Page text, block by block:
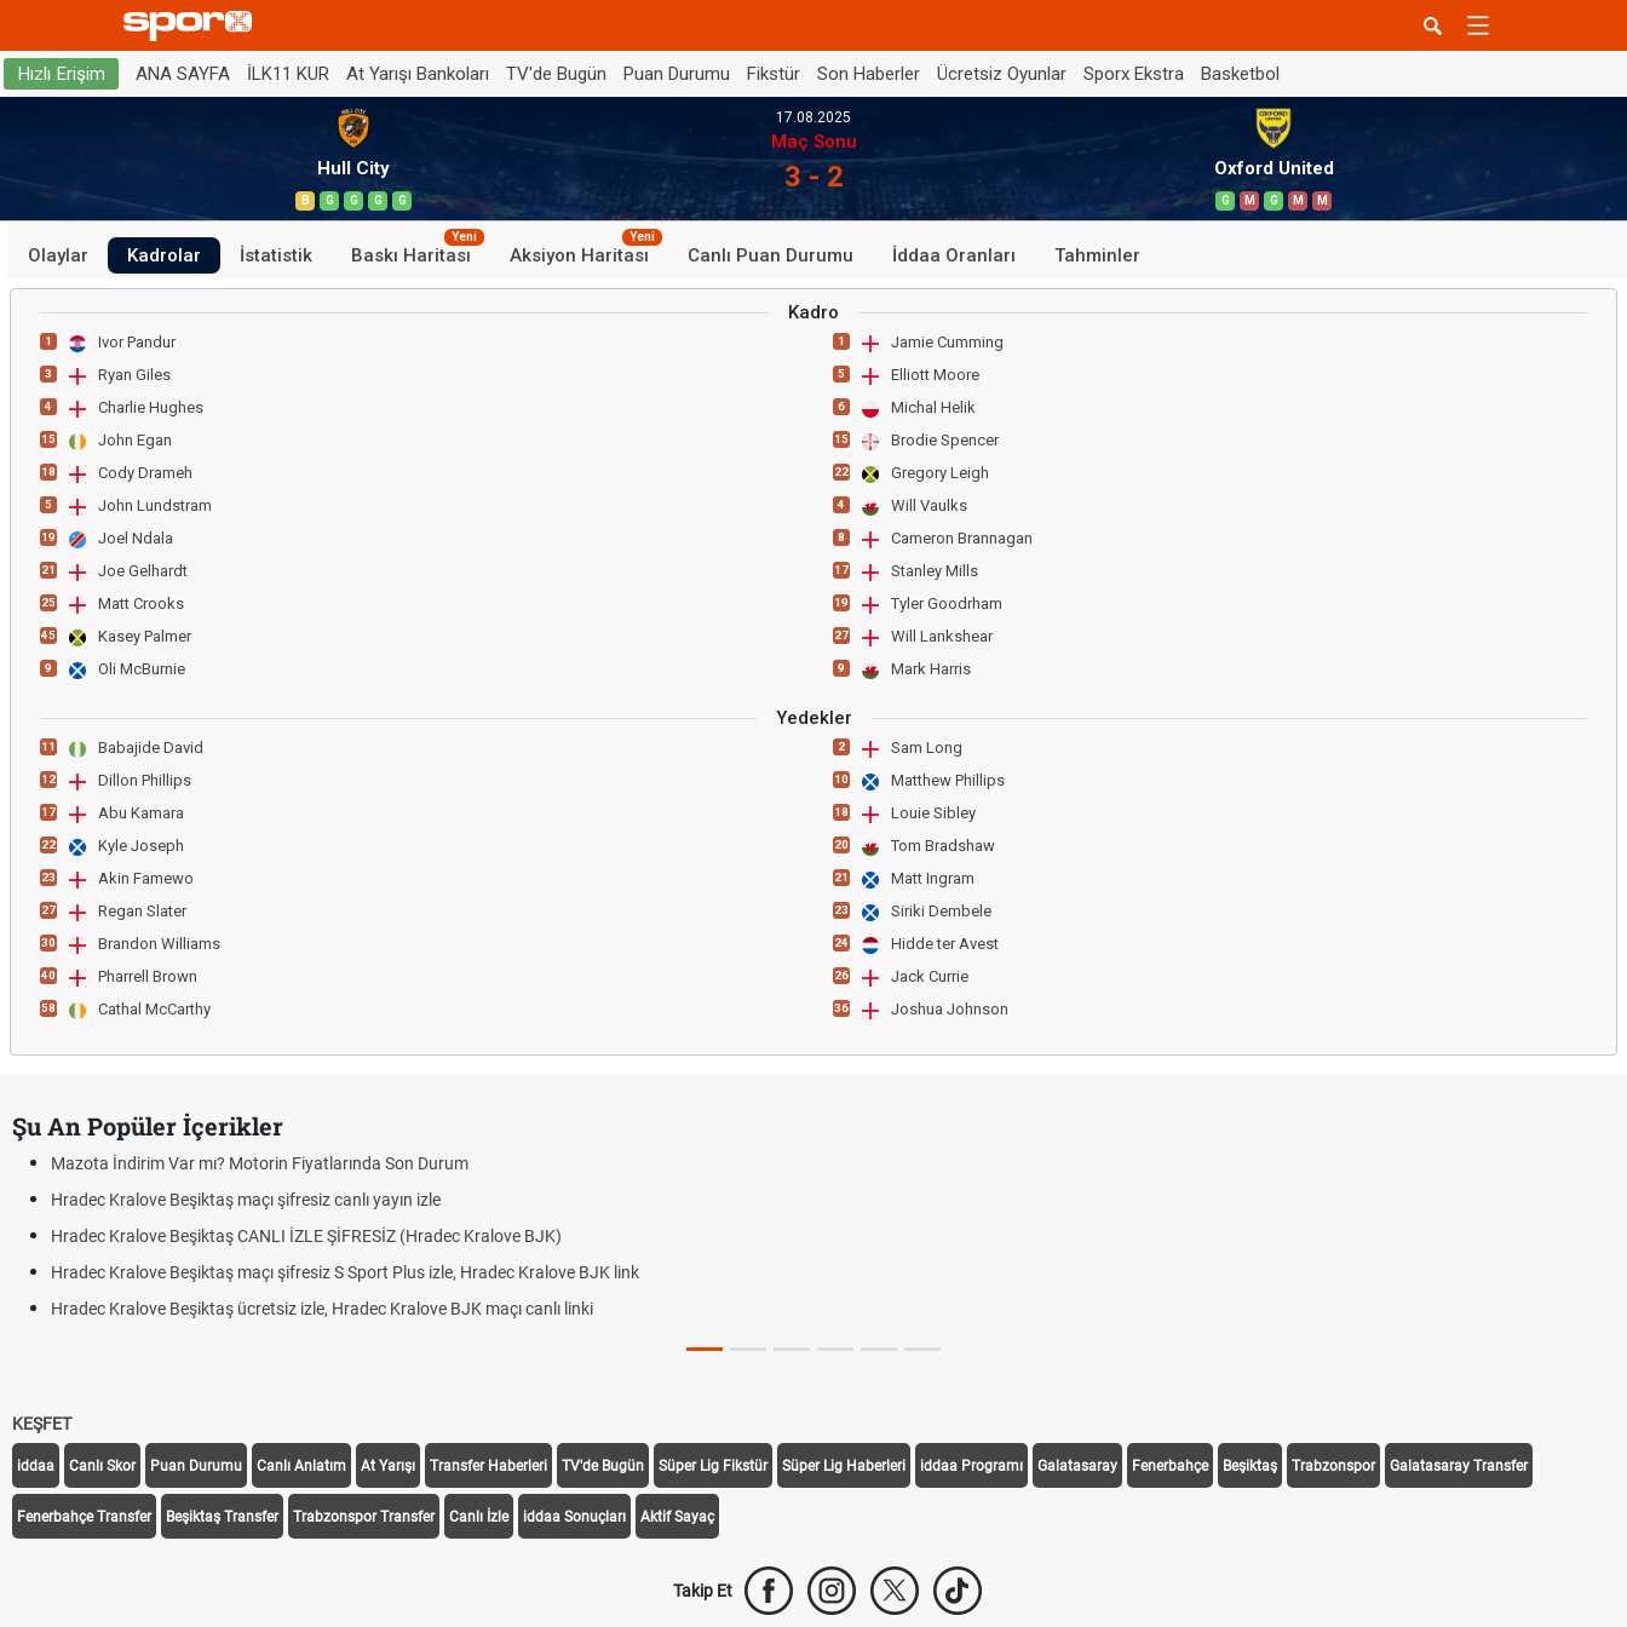
Hızlı Erişim ANA SAYFA İLK11 KUR At Yarışı Bankoları TV'de Bugün Puan Durumu Fikstür Son Haberler Ücretsiz Oyunlar Sporx Ekstra Basketbol
Hull City
B G G G G
17.08.2025
Maç Sonu
3 - 2 Oxford United
G M G M M
Olaylar Kadrolar İstatistik Baskı Haritası
Yeni
Aksiyon Haritası
Yeni
Canlı Puan Durumu İddaa Oranları Tahminler
Kadro
1 Ivor Pandur
3 Ryan Giles
4 Charlie Hughes
15 John Egan
18 Cody Drameh
5 John Lundstram
19 Joel Ndala
21 Joe Gelhardt
25 Matt Crooks
45 Kasey Palmer
9 Oli McBurnie
1 Jamie Cumming
5 Elliott Moore
6 Michal Helik
15 Brodie Spencer
22 Gregory Leigh
4 Will Vaulks
8 Cameron Brannagan
17 Stanley Mills
19 Tyler Goodrham
27 Will Lankshear
9 Mark Harris
Yedekler
11 Babajide David
12 Dillon Phillips
17 Abu Kamara
22 Kyle Joseph
23 Akin Famewo
27 Regan Slater
30 Brandon Williams
40 Pharrell Brown
58 Cathal McCarthy
2 Sam Long
10 Matthew Phillips
18 Louie Sibley
20 Tom Bradshaw
21 Matt Ingram
23 Siriki Dembele
24 Hidde ter Avest
26 Jack Currie
36 Joshua Johnson
Şu An Popüler İçerikler
Mazota İndirim Var mı? Motorin Fiyatlarında Son Durum
Hradec Kralove Beşiktaş maçı şifresiz canlı yayın izle
Hradec Kralove Beşiktaş CANLI İZLE ŞİFRESİZ (Hradec Kralove BJK)
Hradec Kralove Beşiktaş maçı şifresiz S Sport Plus izle, Hradec Kralove BJK link
Hradec Kralove Beşiktaş ücretsiz izle, Hradec Kralove BJK maçı canlı linki
KEŞFET
iddaa Canlı Skor Puan Durumu Canlı Anlatım At Yarışı Transfer Haberleri TV'de Bugün Süper Lig Fikstür Süper Lig Haberleri iddaa Programı Galatasaray Fenerbahçe Beşiktaş Trabzonspor Galatasaray Transfer
Fenerbahçe Transfer Beşiktaş Transfer Trabzonspor Transfer Canlı İzle iddaa Sonuçları Aktif Sayaç
Takip Et